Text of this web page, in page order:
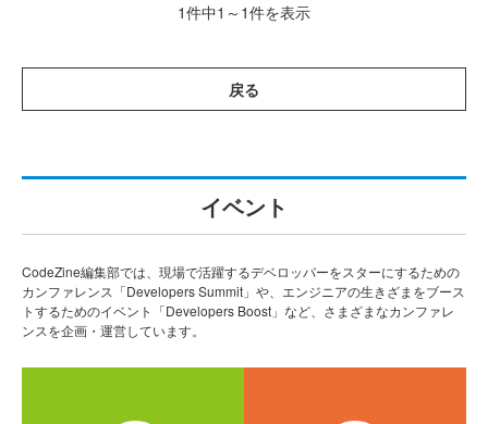
1件中1～1件を表示
戻る
イベント
CodeZine編集部では、現場で活躍するデベロッパーをスターにするための
カンファレンス「Developers Summit」や、エンジニアの生きざまをブース
トするためのイベント「Developers Boost」など、さまざまなカンファレ
ンスを企画・運営しています。